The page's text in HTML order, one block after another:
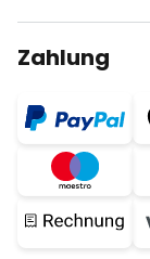
Zahlung